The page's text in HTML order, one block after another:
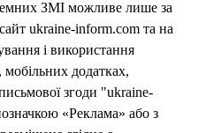
ЗМІ можливе лише за
ukraine-inform.com та на
і використання
мобільних додатках,
згоди "ukraine-
«Реклама» або з